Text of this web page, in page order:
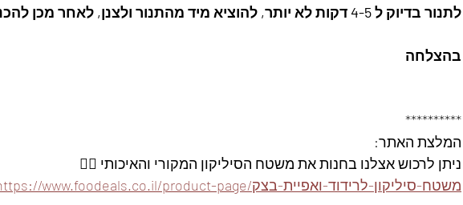
לתנור בדיוק ל 4-5 דקות לא יותר, להוציא מיד מהתנור ולצנן, לאחר מכן להכניס למקרר.
בהצלחה
**********
המלצת האתר:
ניתן לרכוש אצלנו בחנות את משטח הסיליקון המקורי והאיכותי 👇🏽
https://www.foodeals.co.il/product-page/משטח-סיליקון-לרידוד-ואפיית-בצק